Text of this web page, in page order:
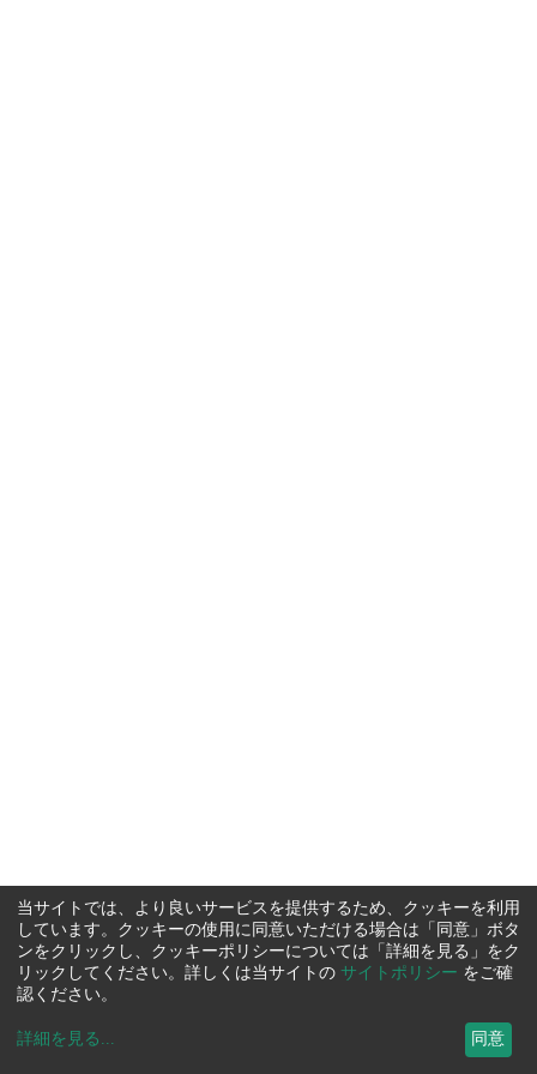
当サイトでは、より良いサービスを提供するため、クッキーを利用
しています。クッキーの使用に同意いただける場合は「同意」ボタ
ンをクリックし、クッキーポリシーについては「詳細を見る」をク
リックしてください。詳しくは当サイトの サイトポリシー をご確
認ください。
詳細を見る ... 同意